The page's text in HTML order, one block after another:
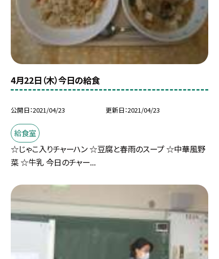
4月22日（木）今日の給食
公開日 2021/04/23 更新日 2021/04/23
給食室
☆じゃこ入りチャーハン ☆豆腐と春雨のスープ ☆中華風野
菜 ☆牛乳 今日のチャー...